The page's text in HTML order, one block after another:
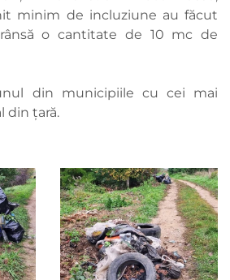
minim de incluziune au făcut
o cantitate de 10 mc de
din municipiile cu cei mai
din țară.